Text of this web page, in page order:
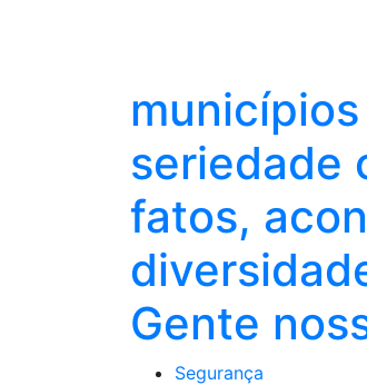
seriedade
fatos,
Gente
Segurança